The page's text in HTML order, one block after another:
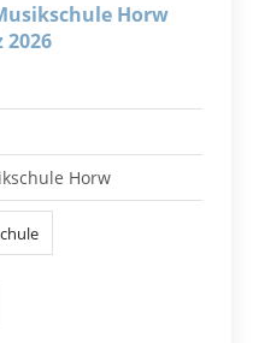
Horw
2026
Horw